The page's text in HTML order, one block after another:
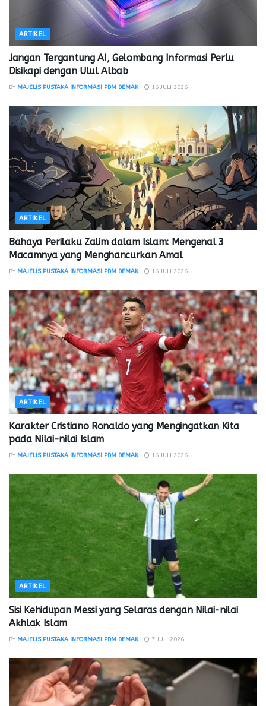
ARTIKEL
Jangan Tergantung AI, Gelombang Informasi Perlu
Disikapi dengan Ulul Albab
BY MAJELIS PUSTAKA INFORMASI PDM DEMAK 16 JULI 2026
ARTIKEL
Bahaya Perilaku Zalim dalam Islam: Mengenal 3
Macamnya yang Menghancurkan Amal
BY MAJELIS PUSTAKA INFORMASI PDM DEMAK 16 JULI 2026
ARTIKEL
Karakter Cristiano Ronaldo yang Mengingatkan Kita
pada Nilai-nilai Islam
BY MAJELIS PUSTAKA INFORMASI PDM DEMAK 16 JULI 2026
ARTIKEL
Sisi Kehidupan Messi yang Selaras dengan Nilai-nilai
Akhlak Islam
BY MAJELIS PUSTAKA INFORMASI PDM DEMAK 7 JULI 2026